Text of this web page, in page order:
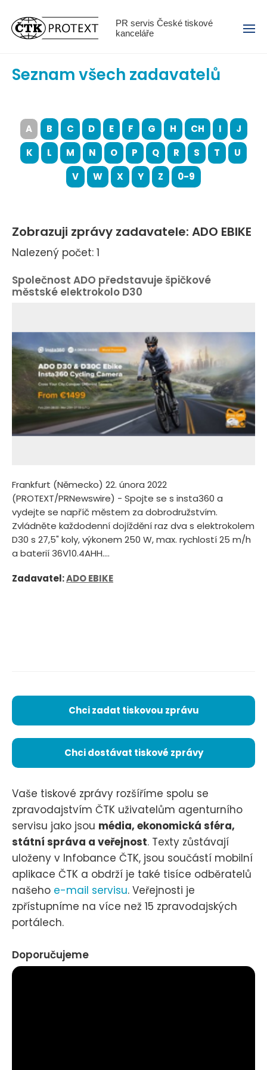
PR servis České tiskové
kanceláře
Menu
Seznam všech zadavatelů
A B C D E F G H CH I
J
K
L M N O P Q R S T
U
V
W X Y Z 0-9
Zobrazuji zprávy zadavatele: ADO EBIKE
Nalezený počet: 1
Společnost ADO představuje špičkové
městské elektrokolo D30
Frankfurt (Německo) 22. února 2022
(PROTEXT/PRNewswire) - Spojte se s insta360 a
vydejte se napříč městem za dobrodružstvím.
Zvládněte každodenní dojíždění raz dva s elektrokolem
D30 s 27,5" koly, výkonem 250 W, max. rychlostí 25 m/h
a baterií 36V10.4AHH....
Zadavatel:ADO EBIKE
Chci zadat tiskovou zprávu
Chci dostávat tiskové zprávy
Vaše tiskové zprávy rozšíříme spolu se
zpravodajstvím ČTK uživatelům agenturního
servisu jako jsou média, ekonomická sféra,
státní správa a veřejnost. Texty zůstávají
uloženy v Infobance ČTK, jsou součástí mobilní
aplikace ČTK a obdrží je také tisíce odběratelů
našeho e-mail servisu. Veřejnosti je
zpřístupníme na více než 15 zpravodajských
portálech.
Doporučujeme